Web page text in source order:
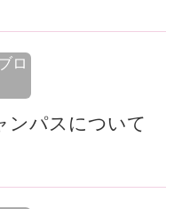
ロ
ンパスについて